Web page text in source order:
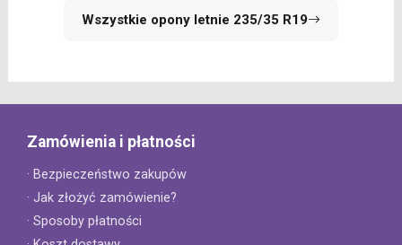
Wszystkie opony letnie 235/35 R19
Zamówienia i płatności
· Bezpieczeństwo zakupów
· Jak złożyć zamówienie?
· Sposoby płatności